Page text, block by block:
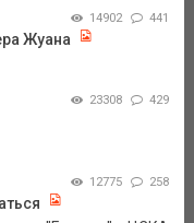
14902 441
Жуана
23308 429
12775 258